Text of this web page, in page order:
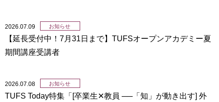
2026.07.09 お知らせ
【延長受付中！7月31日まで】TUFSオープンアカデミー夏
期間講座受講者
2026.07.08 お知らせ
TUFS Today特集「[卒業生✕教員 ──「知」が動き出す] 外